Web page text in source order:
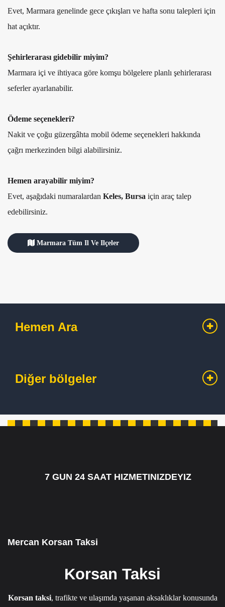
Evet, Marmara genelinde gece çıkışları ve hafta sonu talepleri için
hat açıktır.
Şehirlerarası gidebilir miyim?
Marmara içi ve ihtiyaca göre komşu bölgelere planlı şehirlerarası
seferler ayarlanabilir.
Ödeme seçenekleri?
Nakit ve çoğu güzergâhta mobil ödeme seçenekleri hakkında
çağrı merkezinden bilgi alabilirsiniz.
Hemen arayabilir miyim?
Evet, aşağıdaki numaralardan Keles, Bursa için araç talep
edebilirsiniz.
Marmara Tüm Il Ve Ilçeler
Hemen Ara
Diğer bölgeler
7 GUN 24 SAAT HIZMETINIZDEYIZ
7/24 CAGRI HATTIMIZ 05349795098
Mercan Korsan Taksi
Korsan Taksi
Korsan taksi, trafikte ve ulaşımda yaşanan aksaklıklar konusunda